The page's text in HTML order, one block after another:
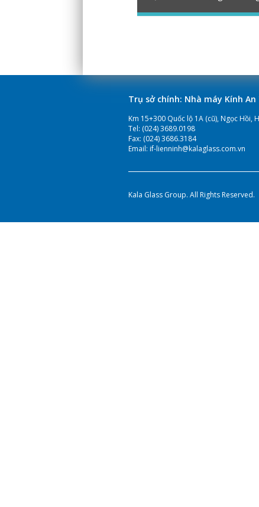
Trụ sở chính: Nhà máy Kính An
Km 15+300 Quốc lộ 1A (cũ), Ngọc Hồi,
Tel: (024) 3689.0198
Fax: (024) 3686.3184
Email: if-lienninh@kalaglass.com.vn
Kala Glass Group. All Rights Reserved.